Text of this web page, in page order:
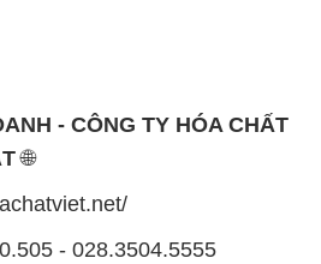
- CÔNG TY HÓA CHẤT
🌐
- 028.3504.5555